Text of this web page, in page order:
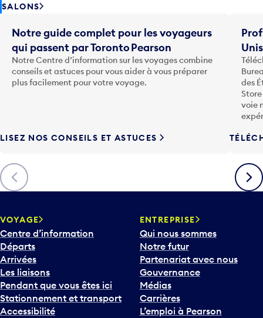
SALONS
Précédent
Notre guide complet pour les voyageurs
qui passent par Toronto Pearson
Notre Centre d’information sur les voyages combine
conseils et astuces pour vous aider à vous préparer
plus facilement pour votre voyage.
LISEZ NOS CONSEILS ET ASTUCES
des
voie
VOYAGE
Centre d’information
Départs
Arrivées
Les liaisons
Pendant que vous êtes ici
Stationnement et transport
Accessibilité
ENTREPRISE
Qui nous sommes
Notre futur
Partenariat avec nous
Gouvernance
Médias
Carrières
L’emploi à Pearson